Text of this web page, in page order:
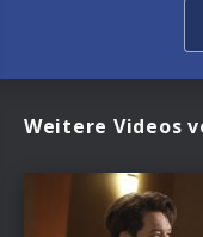
Weitere Videos